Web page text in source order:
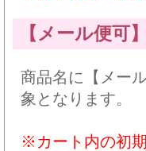
【メール便可
商品名に【メー
象となります。
※カート内の初